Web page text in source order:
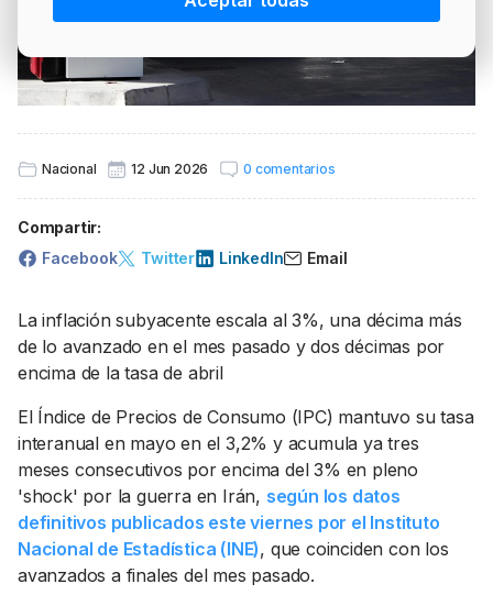
Nacional 12 Jun 2026 0 comentarios
Compartir:
Facebook
Twitter LinkedIn Email
La inflación subyacente escala al 3%, una décima más
de lo avanzado en el mes pasado y dos décimas por
encima de la tasa de abril
El Índice de Precios de Consumo (IPC) mantuvo su tasa
interanual en mayo en el 3,2% y acumula ya tres
meses consecutivos por encima del 3% en pleno
'shock' por la guerra en Irán, según los datos
definitivos publicados este viernes por el Instituto
Nacional de Estadística (INE), que coinciden con los
avanzados a finales del mes pasado.
NEWSLETTER
LÍDERES EQUIPAMIENTOS Y SERVICIOS DEL
TABLÓN Y MARKETPLACE
GSO AGRÍCOLA
GSO PROFESIONAL
MOD. 500-503
LÍDERES EQUIPAMIENTOS Y SERVICIOS SECTOR